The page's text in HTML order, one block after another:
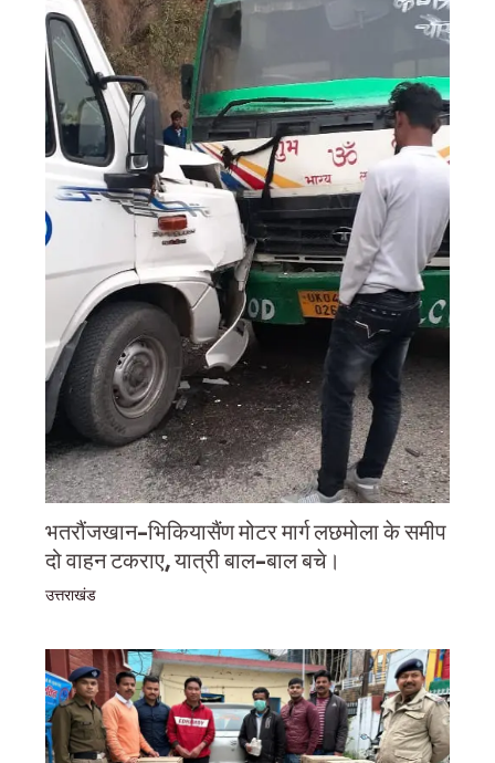
भतरौंजखान-भिकियासैंण मोटर मार्ग लछमोला के समीप
दो वाहन टकराए, यात्री बाल-बाल बचे।
उत्तराखंड